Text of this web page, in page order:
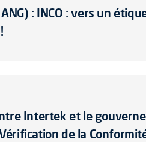
: INCO : vers un
Intertek et le
de la